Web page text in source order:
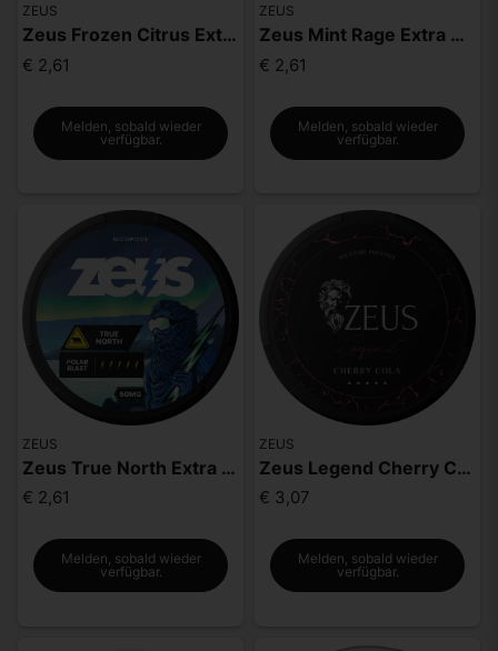
ZEUS
Zeus Frozen Citrus Extra Strong
€ 2,61
Melden, sobald wieder
verfügbar.
ZEUS
Zeus Mint Rage Extra Strong
€ 2,61
Melden, sobald wieder
verfügbar.
ZEUS
Zeus True North Extra Strong
€ 2,61
Melden, sobald wieder
verfügbar.
ZEUS
Zeus Legend Cherry Cola Mighty Strong
€ 3,07
Melden, sobald wieder
verfügbar.